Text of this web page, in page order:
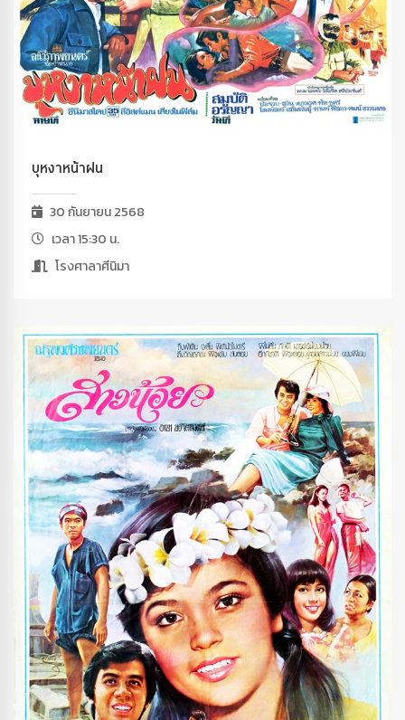
บุหงาหน้าฝน
30 กันยายน 2568
เวลา 15:30 น.
โรงศาลาศีนิมา